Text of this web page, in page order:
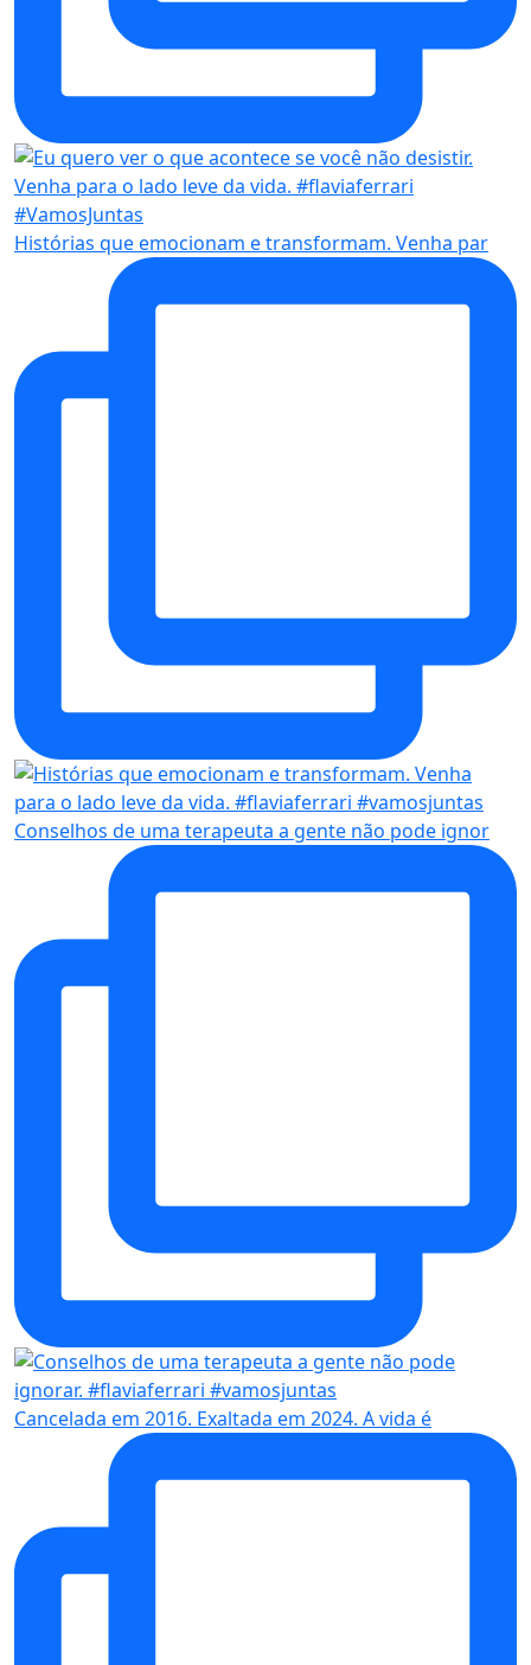
Histórias que emocionam e transformam. Venha par
Conselhos de uma terapeuta a gente não pode ignor
Cancelada em 2016. Exaltada em 2024. A vida é